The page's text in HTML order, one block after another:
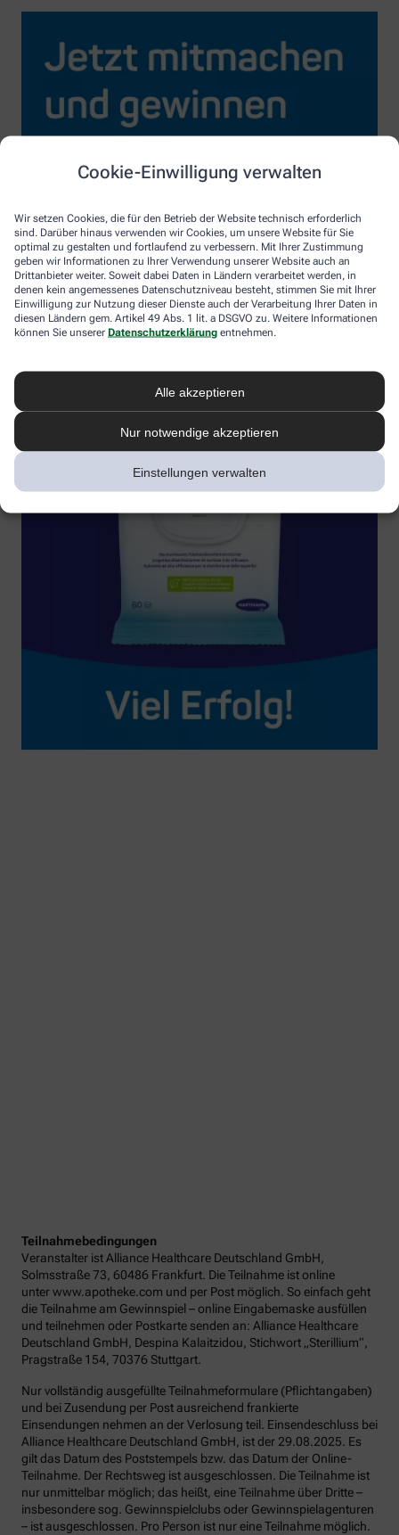
Cookie-Einwilligung verwalten
Wir setzen Cookies, die für den Betrieb der Website technisch erforderlich
sind. Darüber hinaus verwenden wir Cookies, um unsere Website für Sie
optimal zu gestalten und fortlaufend zu verbessern. Mit Ihrer Zustimmung
geben wir Informationen zu Ihrer Verwendung unserer Website auch an
Drittanbieter weiter. Soweit dabei Daten in Ländern verarbeitet werden, in
denen kein angemessenes Datenschutzniveau besteht, stimmen Sie mit Ihrer
Einwilligung zur Nutzung dieser Dienste auch der Verarbeitung Ihrer Daten in
diesen Ländern gem. Artikel 49 Abs. 1 lit. a DSGVO zu. Weitere Informationen
können Sie unserer Datenschutzerklärung entnehmen.
Alle akzeptieren
Nur notwendige akzeptieren
Einstellungen verwalten
Teilnahmebedingungen
Veranstalter ist Alliance Healthcare Deutschland GmbH,
Solmsstraße 73, 60486 Frankfurt. Die Teilnahme ist online
unter www.apotheke.com und per Post möglich. So einfach geht
die Teilnahme am Gewinnspiel – online Eingabemaske ausfüllen
und teilnehmen oder Postkarte senden an: Alliance Healthcare
Deutschland GmbH, Despina Kalaitzidou, Stichwort „Sterillium“,
Pragstraße 154, 70376 Stuttgart.
Nur vollständig ausgefüllte Teilnahmeformulare (Pflichtangaben)
und bei Zusendung per Post ausreichend frankierte
Einsendungen nehmen an der Verlosung teil. Einsendeschluss bei
Alliance Healthcare Deutschland GmbH, ist der 29.08.2025. Es
gilt das Datum des Poststempels bzw. das Datum der Online-
Teilnahme. Der Rechtsweg ist ausgeschlossen. Die Teilnahme ist
nur unmittelbar möglich; das heißt, eine Teilnahme über Dritte –
insbesondere sog. Gewinnspielclubs oder Gewinnspielagenturen
– ist ausgeschlossen. Pro Person ist nur eine Teilnahme möglich.